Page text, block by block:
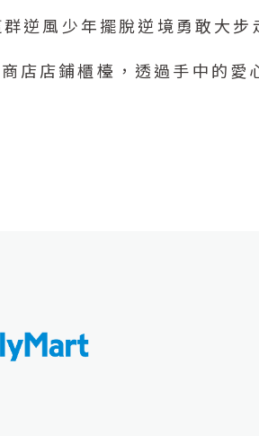
逆風少年擺脫逆境勇敢大步
店鋪櫃檯，透過手中的愛